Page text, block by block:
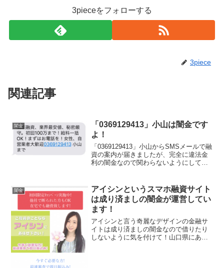
3pieceをフォローする
3piece
関連記事
闇金
「0369129413」小山は闇金です
よ！
「0369129413」小山からSMSメールで融
資の案内が届きましたが、完全に違法金
利の闇金なので関わらないようにしてく
ずはお電話を！女性、自営業者大歓迎と
書いてい...
闇金
アイシンというスマホ融資サイト
は成り済ましの闇金が運営してい
ます！
アイシンと言う奇麗なデザインの金融サ
イトは成り済ましの闇金なので借りたり
しないように気を付けて！山口県にある